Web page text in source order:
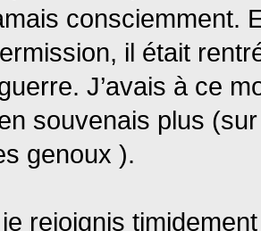
consciemment.
il était
J’avais à ce
souvenais plus
genoux ).
rejoignis